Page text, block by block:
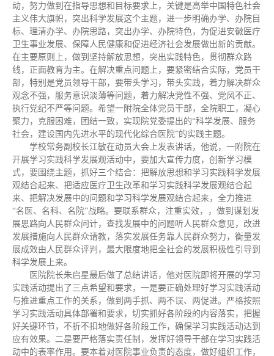
动，努力做到在指导思想和目标要求上，关键是高举中国特色社会
主义伟大旗帜，突出科学发展这个主题，进一步明确办学、办院目
标、理清办学、办院思路，突出办学、办院特色，为促进安徽医疗
卫生事业发展、保障人民健康和促进经济社会发展做出新的贡献。
在主要原则上，做到坚持解放思想，突出实践特色，贯彻群众路
线，正面教育为主。在解决重点问题上，要紧密结合实际，党员干
部，特别是党员领导干部，要带头学习，带头实践，着力解决群众
观念不强，服务意识淡薄等问题，着力解决党性不强、党风不正、
执行党纪不严等问题。希望一附院全体党员干部，全院职工，凝心
聚力，克服困难，团结一致，实现院党委提出的“科学发展、服务
社会，建设国内先进水平的现代化综合医院”的实践主题。
学校常务副校长江敏在动员大会上发表讲话，他说，一附院在
开展学习实践科学发展观活动中，要加大宣传力度，创新学习模
式，要围绕主题，抓好三个结合：把解放思想和学习实践科学发展
观结合起来、把适应医疗卫生改革和学习实践科学发展观结合起
来、把解决发展中的问题和学习科学发展观结合起来，全力推进
“名医、名科、名院”战略。要联系群众，注重实效，，做到谋划发
展思路向人民群众问计，查找发展中的问题听人民群众意见，改进
发展措施向人民群众请教，落实发展任务靠人民群众努力，衡量发
展成效由人民群众评判，最大限度地把全社会的发展积极性引导到
科学发展上来。
医院院长朱启星最后做了总结讲话，他对医院即将开展的学习
实践活动提出了三点希望和要求，一是要正确处理好学习实践活动
与推进重点工作的关系，做到两手抓、两不误、两促进。严格按照
学习实践活动具体部署和要求，切实抓好各阶段的内容落实，把握
好关键环节，不折不扣地做好各阶段工作，确保学习实践活动达到
应有效果。二是要严格落实责任制，发挥好领导干部在学习实践活
动中的表率作用。要本着对医院事业负责的态度，做好组织工作，